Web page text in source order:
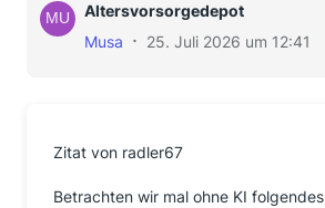
Altersvorsorgedepot
Musa
25. Juli 2026 um 12:41
Zitat von radler67
Betrachten wir mal ohne KI